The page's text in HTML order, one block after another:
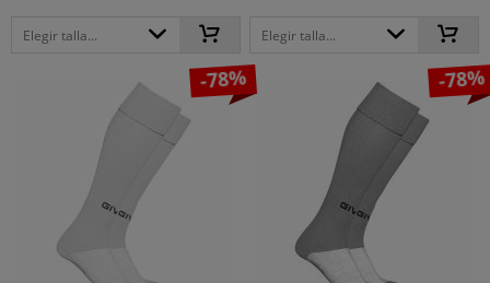
Elegir talla... Elegir talla...
-78% -78%